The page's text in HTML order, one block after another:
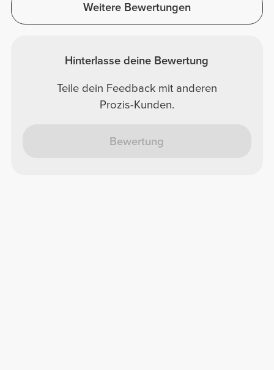
Weitere Bewertungen
Hinterlasse deine Bewertung
Teile dein Feedback mit anderen
Prozis-Kunden.
Bewertung